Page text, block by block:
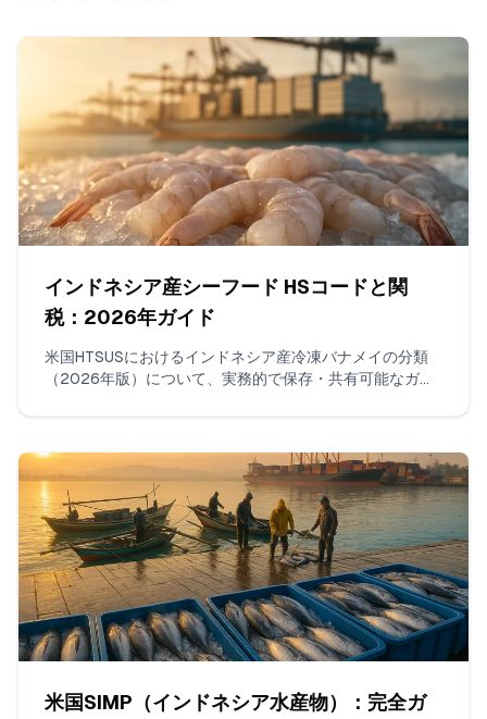
インドネシア産シーフード HSコードと関
税：2026年ガイド
米国HTSUSにおけるインドネシア産冷凍バナメイの分類
（2026年版）について、実務的で保存・共有可能なガイ
米国SIMP（インドネシア水産物）：完全ガ